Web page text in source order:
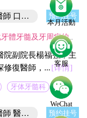
本月活動
客服
WeChat
主治醫師 口腔醫院副院長 预约挂号
義齒的修復等方面的診治，在水激光治牙方面有著豐富的臨床經驗。臨床工作中致力於牙體保存，種植修復設計，咬合功能重建，微創美學牙體修復等。
院副院長楊福強，主
修復醫師，... [详情]
牙体牙髓科
主治醫師 醫院綜合科主任 预约挂号